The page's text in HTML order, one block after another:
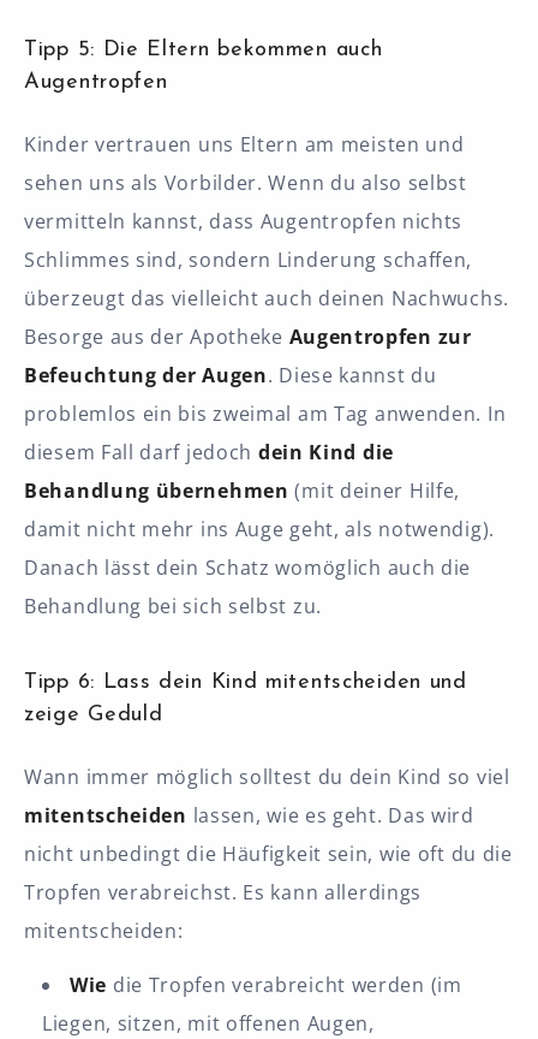
Tipp 5: Die Eltern bekommen auch
Augentropfen
Kinder vertrauen uns Eltern am meisten und
sehen uns als Vorbilder. Wenn du also selbst
vermitteln kannst, dass Augentropfen nichts
Schlimmes sind, sondern Linderung schaffen,
überzeugt das vielleicht auch deinen Nachwuchs.
Besorge aus der Apotheke Augentropfen zur
Befeuchtung der Augen. Diese kannst du
problemlos ein bis zweimal am Tag anwenden. In
diesem Fall darf jedoch dein Kind die
Behandlung übernehmen (mit deiner Hilfe,
damit nicht mehr ins Auge geht, als notwendig).
Danach lässt dein Schatz womöglich auch die
Behandlung bei sich selbst zu.
Tipp 6: Lass dein Kind mitentscheiden und
zeige Geduld
Wann immer möglich solltest du dein Kind so viel
mitentscheiden lassen, wie es geht. Das wird
nicht unbedingt die Häufigkeit sein, wie oft du die
Tropfen verabreichst. Es kann allerdings
mitentscheiden:
Wie die Tropfen verabreicht werden (im
Liegen, sitzen, mit offenen Augen,